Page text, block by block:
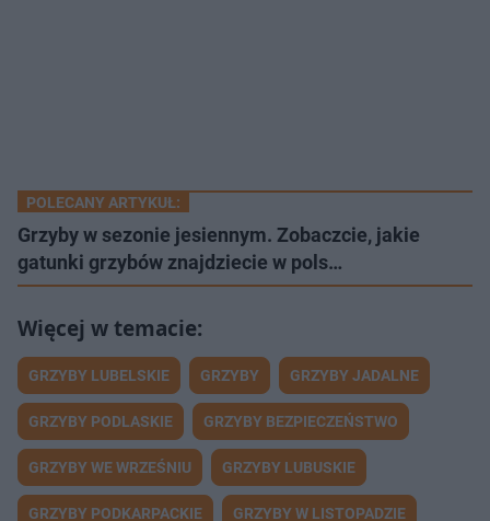
POLECANY ARTYKUŁ:
Grzyby w sezonie jesiennym. Zobaczcie, jakie
gatunki grzybów znajdziecie w pols…
GRZYBY LUBELSKIE GRZYBY GRZYBY JADALNE
GRZYBY PODLASKIE GRZYBY BEZPIECZEŃSTWO
GRZYBY WE WRZEŚNIU GRZYBY LUBUSKIE
GRZYBY PODKARPACKIE GRZYBY W LISTOPADZIE